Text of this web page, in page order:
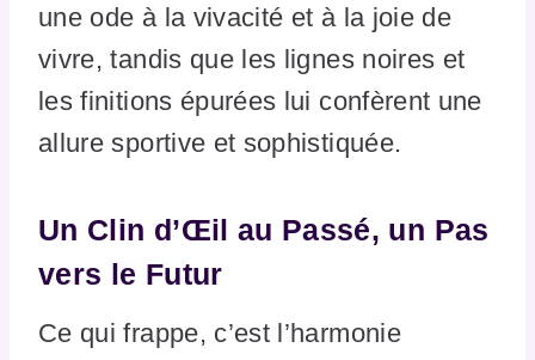
une ode à la vivacité et à la joie de
vivre, tandis que les lignes noires et
les finitions épurées lui confèrent une
allure sportive et sophistiquée.
Un Clin d’Œil au Passé, un Pas
vers le Futur
Ce qui frappe, c’est l’harmonie